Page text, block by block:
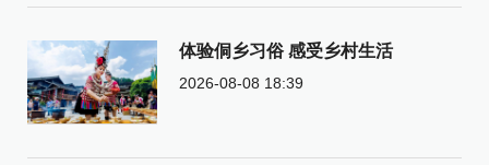
体验侗乡习俗 感受乡村生活
2026-08-08 18:39